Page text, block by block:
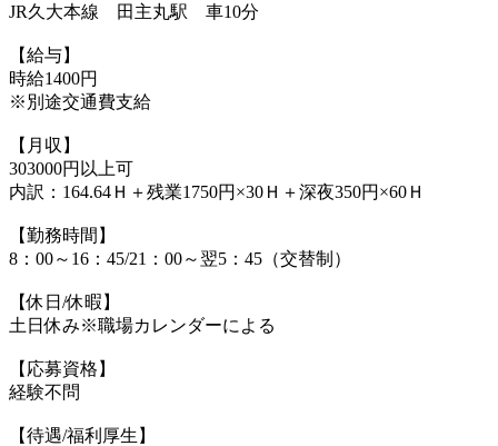
JR久大本線 田主丸駅 車10分
【給与】
時給1400円
※別途交通費支給
【月収】
303000円以上可
内訳：164.64Ｈ＋残業1750円×30Ｈ＋深夜350円×60Ｈ
【勤務時間】
8：00～16：45/21：00～翌5：45（交替制）
【休日/休暇】
土日休み※職場カレンダーによる
【応募資格】
経験不問
【待遇/福利厚生】